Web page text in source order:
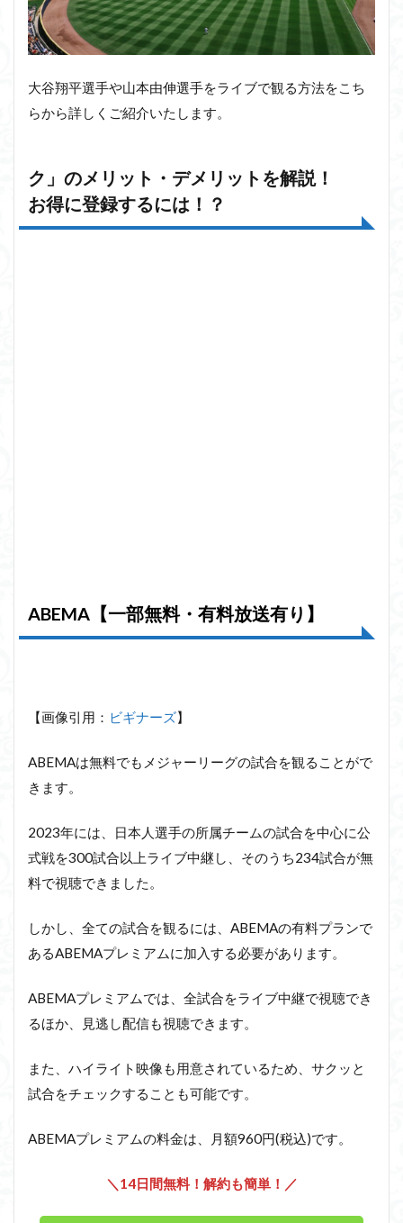
大谷翔平選手や山本由伸選手をライブで観る方法をこち
らから詳しくご紹介いたします。
ク」のメリット・デメリットを解説！
お得に登録するには！？
ABEMA【一部無料・有料放送有り】
【画像引用： ビギナーズ】
ABEMAは無料でもメジャーリーグの試合を観ることがで
きます。
2023年には、日本人選手の所属チームの試合を中心に公
式戦を300試合以上ライブ中継し、そのうち234試合が無
料で視聴できました。
しかし、全ての試合を観るには、ABEMAの有料プランで
あるABEMAプレミアムに加入する必要があります。
ABEMAプレミアムでは、全試合をライブ中継で視聴でき
るほか、見逃し配信も視聴できます。
また、ハイライト映像も用意されているため、サクッと
試合をチェックすることも可能です。
ABEMAプレミアムの料金は、月額960円(税込)です。
＼14日間無料！解約も簡単！／